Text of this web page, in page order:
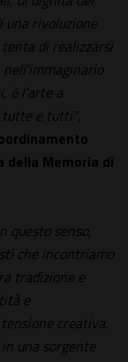
una rivoluzione
di realizzarsi
nell'immaginario
è l'arte a
e tutti" ,
della Memoria di
questo senso,
che incontriamo
tradizione e
e
creativa.
una sorgente